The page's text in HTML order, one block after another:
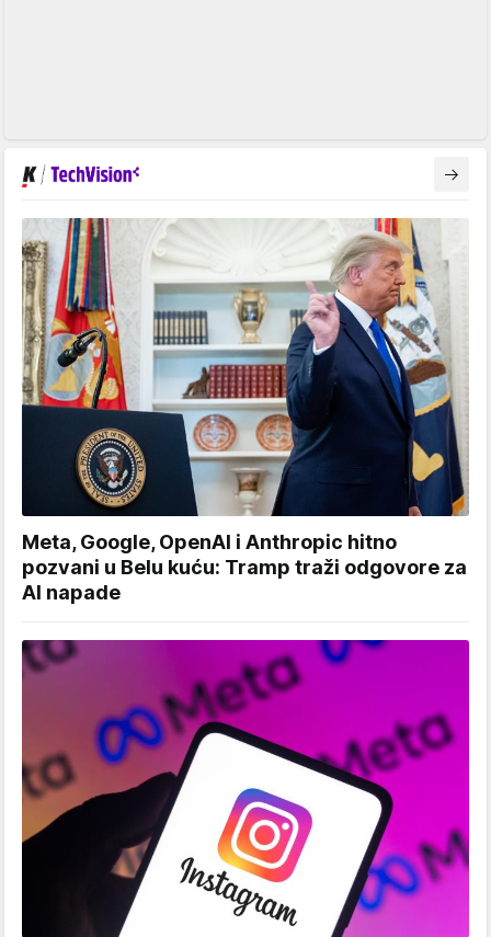
Meta, Google, OpenAI i Anthropic hitno
pozvani u Belu kuću: Tramp traži odgovore za
AI napade